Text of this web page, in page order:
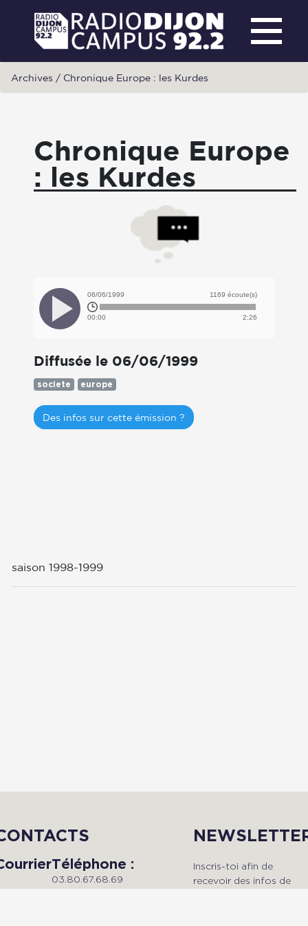
Archives / Chronique Europe : les Kurdes
Chronique Europe
: les Kurdes
06/06/1999 1169 écoute(s)
00:00 2:26
Diffusée le 06/06/1999
societe europe
Des infos sur cette émission ?
saison 1998-1999
Téléphone :
03.80.67.68.69
Inscris-toi afin de
recevoir des infos de